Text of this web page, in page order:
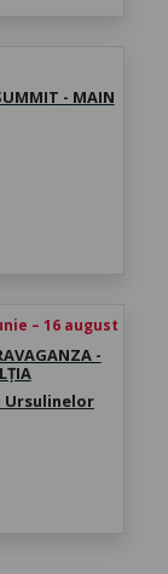
- MAIN
– 16 august 2026
-
Ursulinelor